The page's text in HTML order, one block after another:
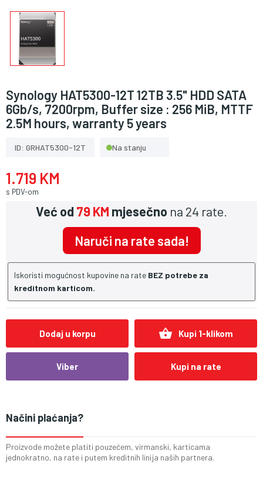
Synology HAT5300-12T 12TB 3.5" HDD SATA
6Gb/s, 7200rpm, Buffer size : 256 MiB, MTTF
2.5M hours, warranty 5 years
ID: GRHAT5300-12T Na stanju
1.719 KM
s PDV-om
Već od79 KM mjesečno na 24 rate.
Naruči na rate sada!
Iskoristi mogućnost kupovine na rate BEZ potrebe za
kreditnom karticom.
Dodaj u korpu shopping_basket Kupi 1-klikom
Viber Kupi na rate
Načini plaćanja?
Proizvode možete platiti pouzećem, virmanski, karticama
jednokratno, na rate i putem kreditnih linija naših partnera.